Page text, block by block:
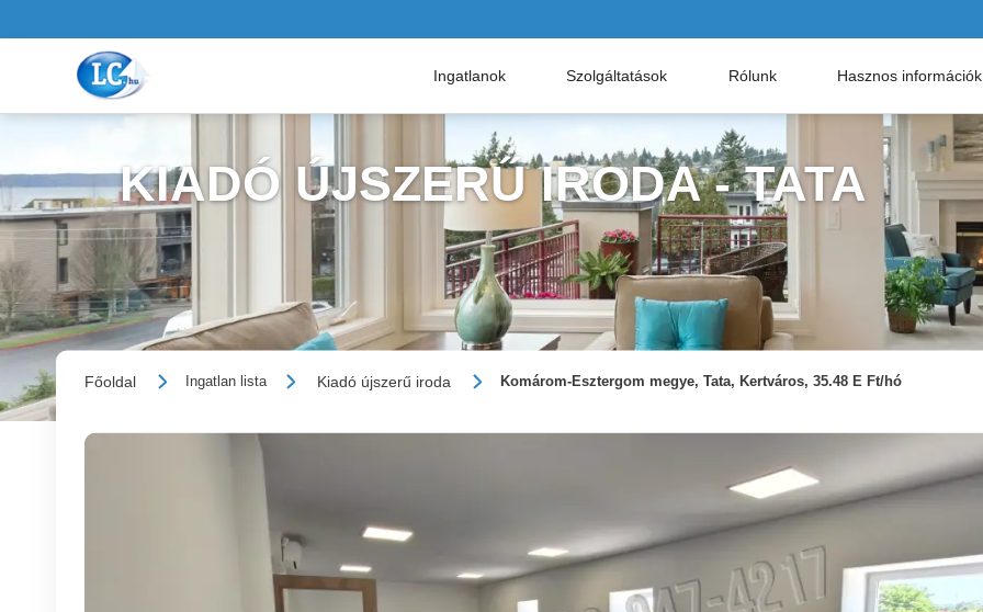
Ingatlanok Szolgáltatások Rólunk Hasznos információk
KIADÓ ÚJSZERŰ IRODA - TATA
Főoldal Ingatlan lista Kiadó újszerű iroda Komárom-Esztergom megye, Tata, Kertváros, 35.48 E Ft/hó